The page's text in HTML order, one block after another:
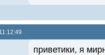
приветики, я